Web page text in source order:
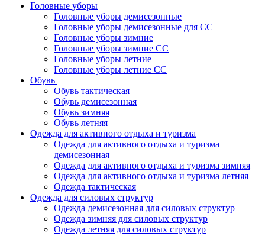
Головные уборы
Головные уборы демисезонные
Головные уборы демисезонные для СС
Головные уборы зимние
Головные уборы зимние СС
Головные уборы летние
Головные уборы летние СС
Обувь
Обувь тактическая
Обувь демисезонная
Обувь зимняя
Обувь летняя
Одежда для активного отдыха и туризма
Одежда для активного отдыха и туризма
демисезонная
Одежда для активного отдыха и туризма зимняя
Одежда для активного отдыха и туризма летняя
Одежда тактическая
Одежда для силовых структур
Одежда демисезонная для силовых структур
Одежда зимняя для силовых структур
Одежда летняя для силовых структур